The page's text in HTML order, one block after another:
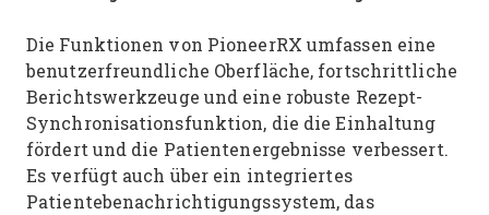
Die Funktionen von PioneerRX umfassen eine
benutzerfreundliche Oberfläche, fortschrittliche
Berichtswerkzeuge und eine robuste Rezept-
Synchronisationsfunktion, die die Einhaltung
fördert und die Patientenergebnisse verbessert.
Es verfügt auch über ein integriertes
Patientebenachrichtigungssystem, das